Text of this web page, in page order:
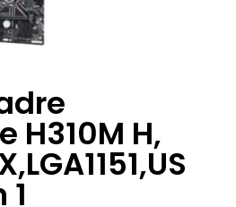
H310M H,
1